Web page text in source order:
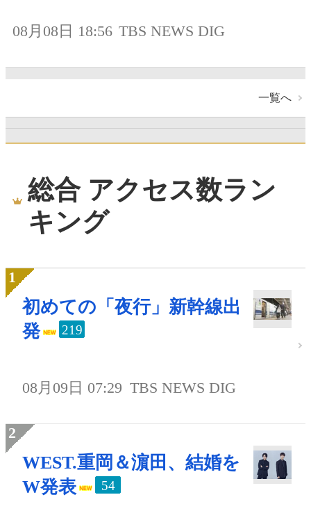
08月08日 18:56 TBS NEWS DIG
一覧へ
総合 アクセス数ラン
キング
初めての「夜行」新幹線出
発
219
08月09日 07:29 TBS NEWS DIG
WEST.重岡＆濵田、結婚を
W発表
54